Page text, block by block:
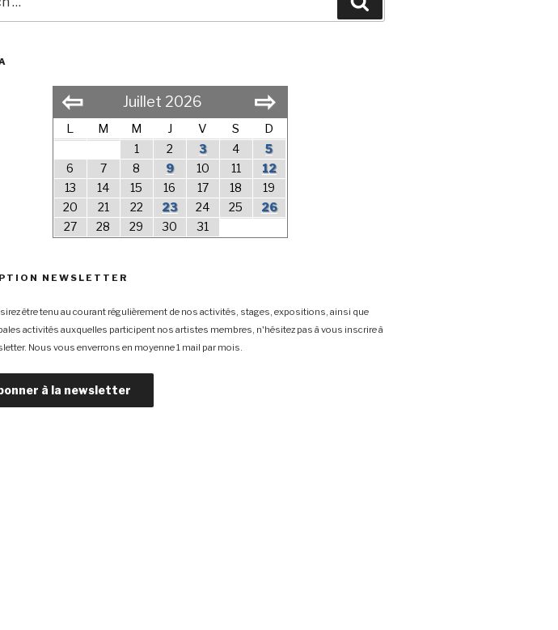
⇦ Juillet 2026 ⇨
L M M J V S D
1 2 3 4
5
6
7 8 9 10 11
12
13
14 15 16 17 18
19
20
21 22 23 24 25
26
27
28 29 30 31
NEWSLETTER
être tenu au courant régulièrement de nos activités, stages, expositions, ainsi que
activités auxquelles participent nos artistes membres, n'hésitez pas à vous inscrire à
Nous vous enverrons en moyenne 1 mail par mois.